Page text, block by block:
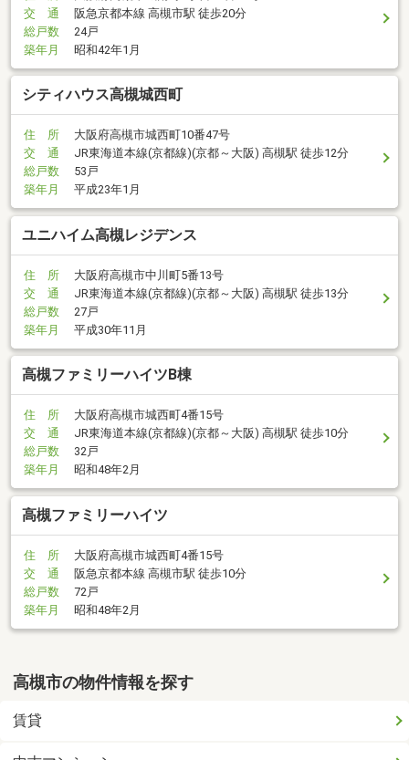
交 通
阪急京都本線 高槻市駅 徒歩20分
総戸数
24戸
築年月
昭和42年1月
シティハウス高槻城西町
住 所
大阪府高槻市城西町10番47号
交 通
JR東海道本線(京都線)(京都～大阪) 高槻駅 徒歩12分
総戸数
53戸
築年月
平成23年1月
ユニハイム高槻レジデンス
住 所
大阪府高槻市中川町5番13号
交 通
JR東海道本線(京都線)(京都～大阪) 高槻駅 徒歩13分
総戸数
27戸
築年月
平成30年11月
高槻ファミリーハイツB棟
住 所
大阪府高槻市城西町4番15号
交 通
JR東海道本線(京都線)(京都～大阪) 高槻駅 徒歩10分
総戸数
32戸
築年月
昭和48年2月
高槻ファミリーハイツ
住 所
大阪府高槻市城西町4番15号
交 通
阪急京都本線 高槻市駅 徒歩10分
総戸数
72戸
築年月
昭和48年2月
高槻市の物件情報を探す
賃貸